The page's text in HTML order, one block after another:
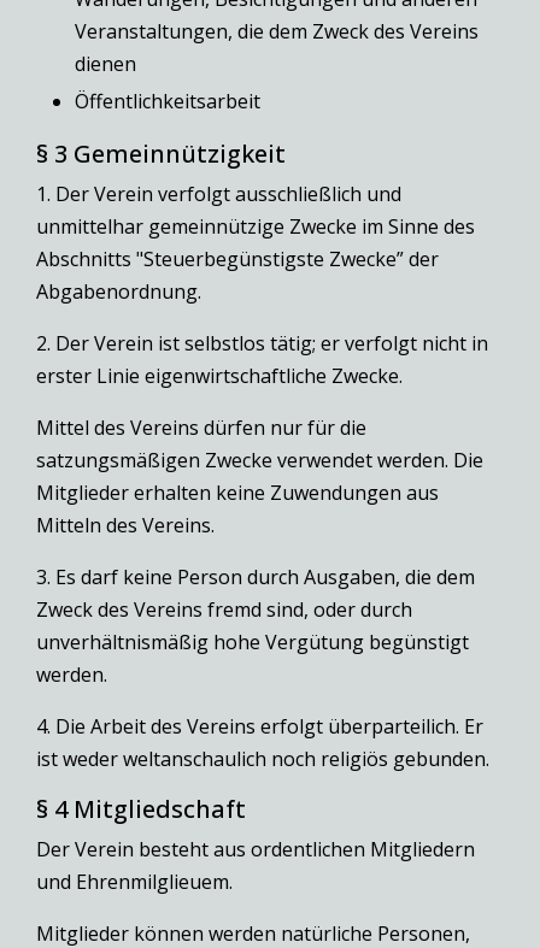
Veranstaltungen, die dem Zweck des Vereins
dienen
Öffentlichkeitsarbeit
§ 3 Gemeinnützigkeit
1. Der Verein verfolgt ausschließlich und
unmittelhar gemeinnützige Zwecke im Sinne des
Abschnitts "Steuerbegünstigste Zwecke” der
Abgabenordnung.
2. Der Verein ist selbstlos tätig; er verfolgt nicht in
erster Linie eigenwirtschaftliche Zwecke.
Mittel des Vereins dürfen nur für die
satzungsmäßigen Zwecke verwendet werden. Die
Mitglieder erhalten keine Zuwendungen aus
Mitteln des Vereins.
3. Es darf keine Person durch Ausgaben, die dem
Zweck des Vereins fremd sind, oder durch
unverhältnismäßig hohe Vergütung begünstigt
werden.
4. Die Arbeit des Vereins erfolgt überparteilich. Er
ist weder weltanschaulich noch religiös gebunden.
§ 4 Mitgliedschaft
Der Verein besteht aus ordentlichen Mitgliedern
und Ehrenmilglieuem.
Mitglieder können werden natürliche Personen,